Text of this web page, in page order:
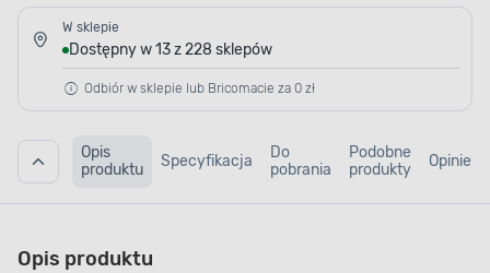
W sklepie
Dostępny w 13 z 228 sklepów
Odbiór w sklepie lub Bricomacie za 0 zł
Opis
produktu
Specyfikacja
Do
pobrania
Podobne
produkty
Opinie
Opis produktu